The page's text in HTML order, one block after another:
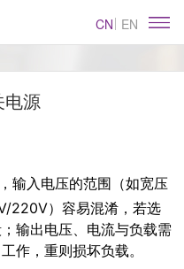
CN EN
电源
输入电压的范围（如宽压
220V）容易混淆，若选
输出电压、电流与负载需
作，重则损坏负载。